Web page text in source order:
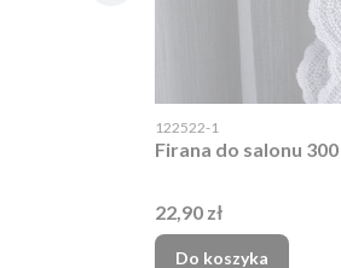
Kod produktu
122522-1
Cena
22,90 zł
Do koszyka